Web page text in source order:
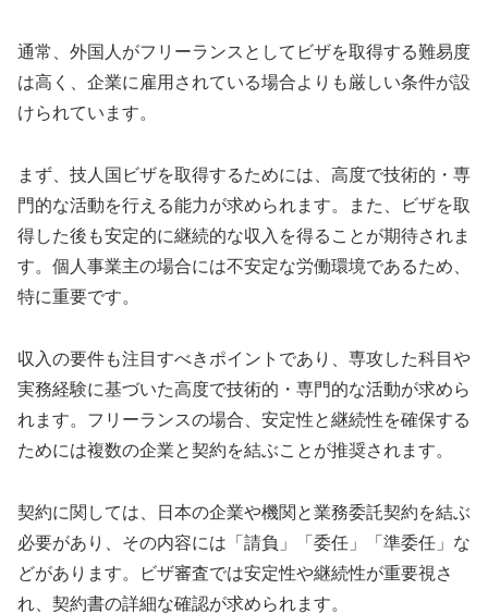
通常、外国人がフリーランスとしてビザを取得する難易度
は高く、企業に雇用されている場合よりも厳しい条件が設
けられています。
まず、技人国ビザを取得するためには、高度で技術的・専
門的な活動を行える能力が求められます。また、ビザを取
得した後も安定的に継続的な収入を得ることが期待されま
す。個人事業主の場合には不安定な労働環境であるため、
特に重要です。
収入の要件も注目すべきポイントであり、専攻した科目や
実務経験に基づいた高度で技術的・専門的な活動が求めら
れます。フリーランスの場合、安定性と継続性を確保する
ためには複数の企業と契約を結ぶことが推奨されます。
契約に関しては、日本の企業や機関と業務委託契約を結ぶ
必要があり、その内容には「請負」「委任」「準委任」な
どがあります。ビザ審査では安定性や継続性が重要視さ
れ、契約書の詳細な確認が求められます。